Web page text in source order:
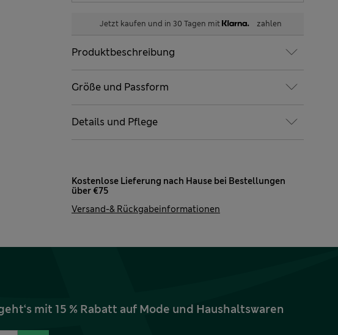
Jetzt kaufen und in 30 Tagen mit zahlen
Produktbeschreibung
Größe und Passform
Details und Pflege
Kostenlose Lieferung nach Hause bei Bestellungen
über €75
Versand-& Rückgabeinformationen
mit 15 % Rabatt auf Mode und Haushaltswaren